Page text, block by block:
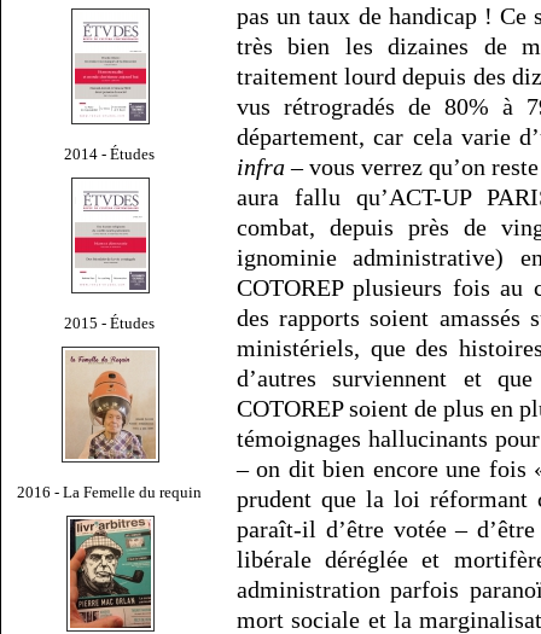
2014 - Études
2015 - Études
2016 - La Femelle du requin
pas un taux de handicap ! Ce
très bien les dizaines de
traitement lourd depuis des
vus rétrogradés de 80% à
département, car cela varie
infra– vous verrez qu’on
aura fallu qu’ACT-UP
combat, depuis près de
ignominie administrative)
COTOREP plusieurs fois au
des rapports soient
ministériels, que des
d’autres surviennent et
COTOREP soient de plus en
témoignages hallucinants
– on dit bien encore une fois
prudent que la loi réformant
paraît-il d’être votée –
libérale déréglée et
administration parfois
mort sociale et la